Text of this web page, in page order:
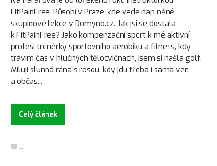
FitPainFree. Působí v Praze, kde vede naplněné
skupinové lekce v Domyno.cz. Jak jsi se dostala
k FitPainFree? Jako kompenzační sport k mé aktivní
profesi trenérky sportovního aerobiku a fitness, kdy
trávím čas v hlučných tělocvičnách, jsem si našla golf.
Miluji slunná rána s rosou, kdy jdu třeba i sama ven
a občas...
Celý článek
0